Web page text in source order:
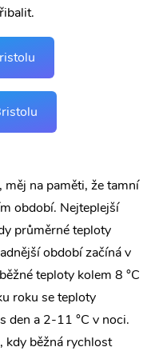
na paměti, že tamní
období. Nejteplejší
průměrné teploty
období začíná v
teploty kolem 8 °C
roku se teploty
den a 2-11 °C v noci.
kdy běžná rychlost